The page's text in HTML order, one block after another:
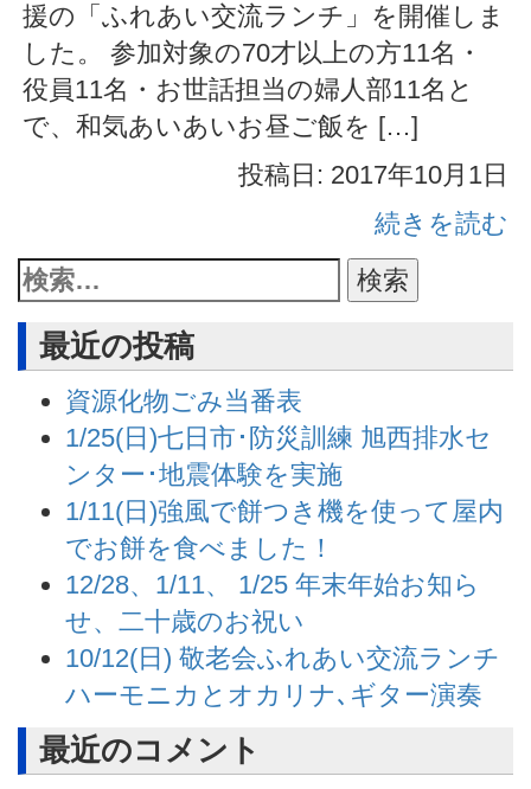
援の「ふれあい交流ランチ」を開催しま
した。 参加対象の70才以上の方11名・
役員11名・お世話担当の婦人部11名と
で、和気あいあいお昼ご飯を […]
投稿日: 2017年10月1日
続きを読む
最近の投稿
資源化物ごみ当番表
1/25(日)七日市･防災訓練 旭西排水セ
ンター･地震体験を実施
1/11(日)強風で餅つき機を使って屋内
でお餅を食べました！
12/28、1/11、 1/25 年末年始お知ら
せ、二十歳のお祝い
10/12(日) 敬老会ふれあい交流ランチ
ハーモニカとオカリナ､ギター演奏
最近のコメント